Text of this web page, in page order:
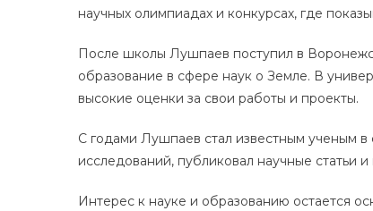
научных олимпиадах и конкурсах, где
После школы Лушпаев поступил в
образование в сфере наук о Земле. В
высокие оценки за свои работы и проекты.
С годами Лушпаев стал известным ученым
исследований, публиковал научные статьи
Интерес к науке и образованию остается